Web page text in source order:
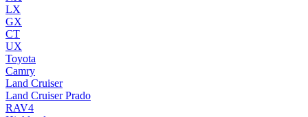
LX
GX
CT
UX
Toyota
Camry
Land Cruiser
Land Cruiser Prado
RAV4